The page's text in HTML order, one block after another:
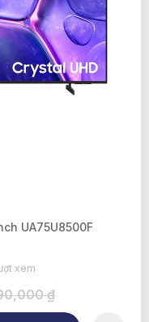
UA75U8500F
xem
₫